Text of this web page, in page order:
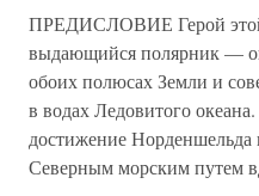
ПРЕДИСЛОВИЕ Герой
выдающийся полярник —
обоих полюсах Земли и
в водах Ледовитого
достижение
Северным морским путем